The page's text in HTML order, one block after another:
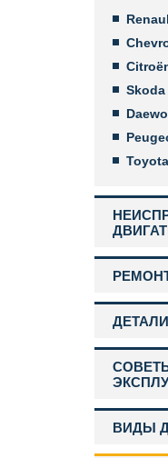
Skoda
Toyota
ВИДЫ